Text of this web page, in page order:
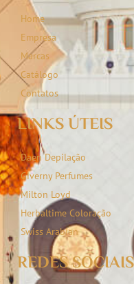
Home
Empresa
Marcas
Catálogo
Contatos
LINKS ÚTEIS
Daen Depilação
Giverny Perfumes
Milton Loyd
Herbaltime Coloração
Swiss Arabian
REDES SOCIAIS